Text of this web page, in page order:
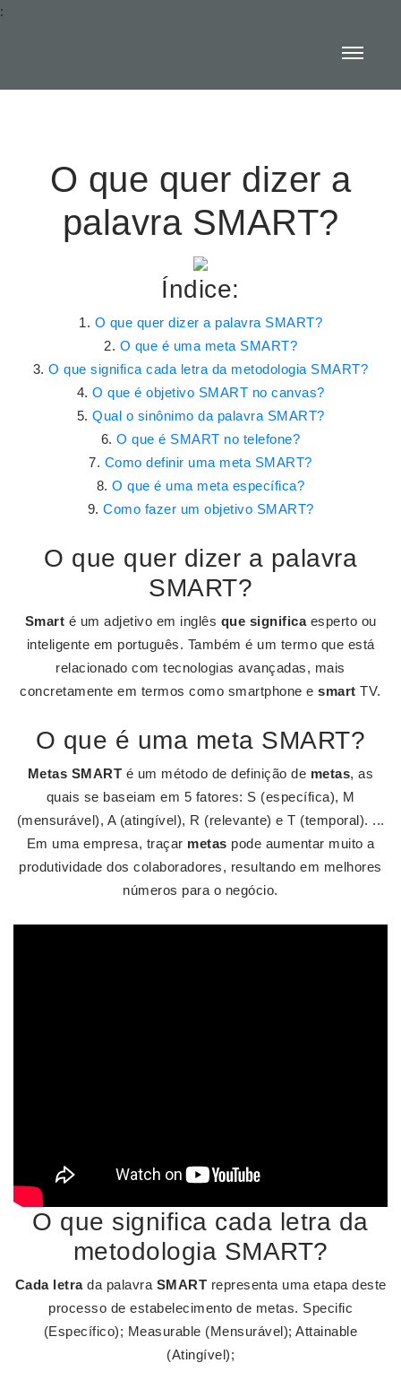
:
O que quer dizer a
palavra SMART?
Índice:
O que quer dizer a palavra SMART?
O que é uma meta SMART?
O que significa cada letra da metodologia SMART?
O que é objetivo SMART no canvas?
Qual o sinônimo da palavra SMART?
O que é SMART no telefone?
Como definir uma meta SMART?
O que é uma meta específica?
Como fazer um objetivo SMART?
O que quer dizer a palavra
SMART?
Smart é um adjetivo em inglês que significaesperto ou
inteligente em português. Também é um termo que está
relacionado com tecnologias avançadas, mais
concretamente em termos como smartphone esmart TV.
O que é uma meta SMART?
Metas SMART é um método de definição de metas, as
quais se baseiam em 5 fatores: S (específica), M
(mensurável), A (atingível), R (relevante) e T (temporal). ...
Em uma empresa, traçar metas pode aumentar muito a
produtividade dos colaboradores, resultando em melhores
números para o negócio.
O que significa cada letra da
metodologia SMART?
Cada letrada palavra SMART representa uma etapa deste
processo de estabelecimento de metas. Specific
(Específico); Measurable (Mensurável); Attainable
(Atingível);